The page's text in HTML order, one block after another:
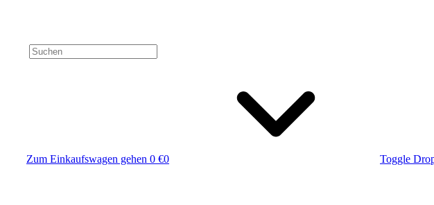
Zum Einkaufswagen gehen 0 €0
Toggle